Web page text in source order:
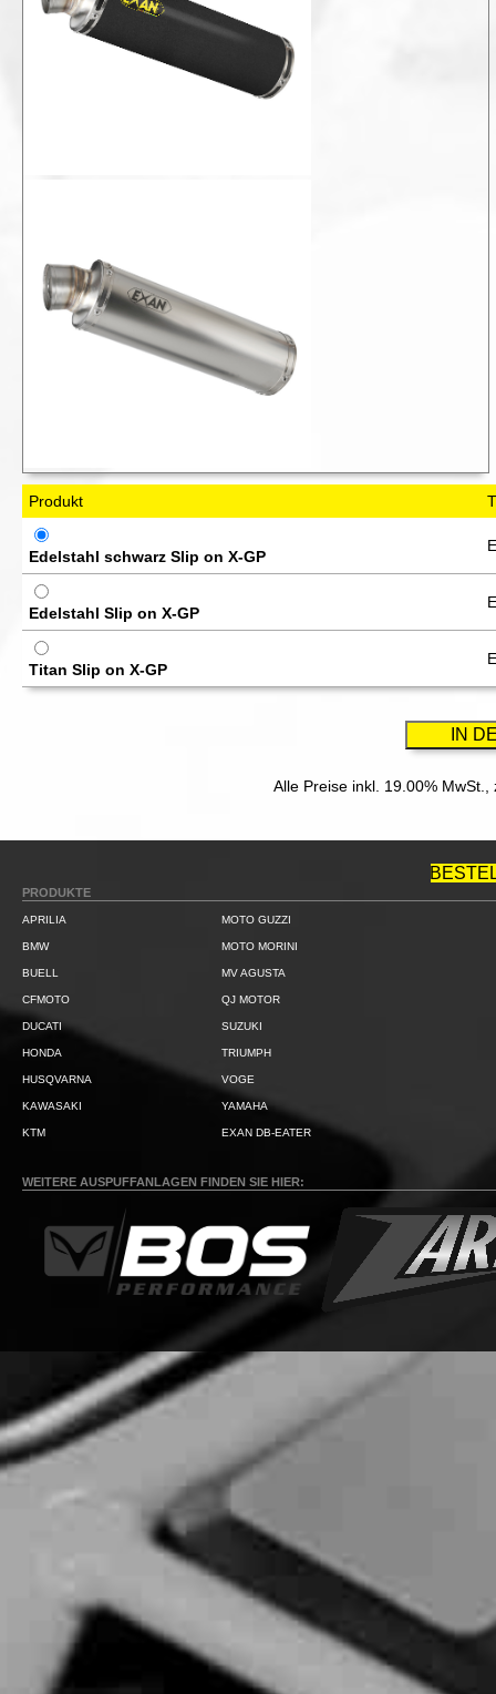
Produkt
Edelstahl schwarz Slip on X-GP
Edelstahl Slip on X-GP
Titan Slip on X-GP
Alle Preise inkl. 19.00% MwSt.,
PRODUKTE
APRILIA
BMW
BUELL
CFMOTO
DUCATI
HONDA
HUSQVARNA
KAWASAKI
KTM
MOTO GUZZI
MOTO MORINI
MV AGUSTA
QJ MOTOR
SUZUKI
TRIUMPH
VOGE
YAMAHA
EXAN DB-EATER
WEITERE AUSPUFFANLAGEN FINDEN SIE HIER: